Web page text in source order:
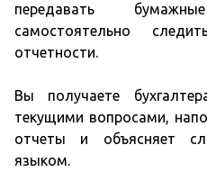
передавать
самостоятельно
отчетности.
Вы получаете
текущими вопросами,
отчеты и объясняет
языком.